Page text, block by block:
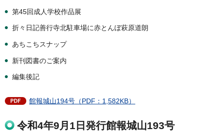
第45回成人学校作品展
折々日記善行寺北駐車場に赤とんぼ萩原道朗
あちこちスナップ
新刊図書のご案内
編集後記
館報城山194号（PDF：1,582KB）
令和4年9月1日発行館報城山193号